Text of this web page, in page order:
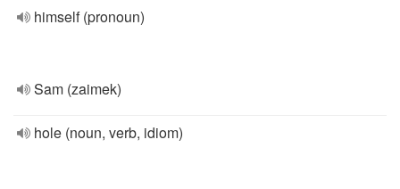
himself (pronoun)
Sam (zaimek)
hole (noun, verb, idiom)